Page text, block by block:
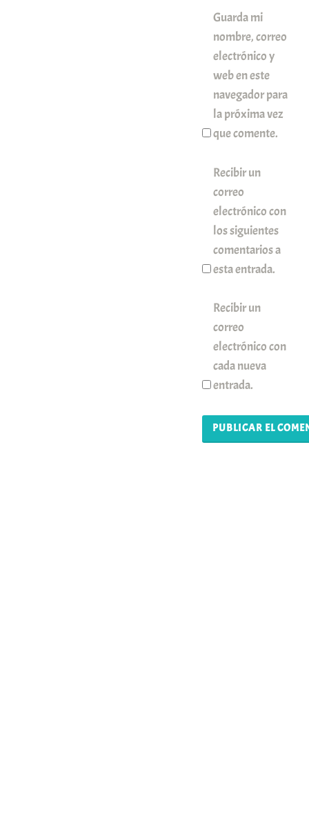
Guarda mi
nombre, correo
electrónico y
web en este
navegador para
la próxima vez
que comente.
Recibir un
correo
electrónico con
los siguientes
comentarios a
esta entrada.
Recibir un
correo
electrónico con
cada nueva
entrada.